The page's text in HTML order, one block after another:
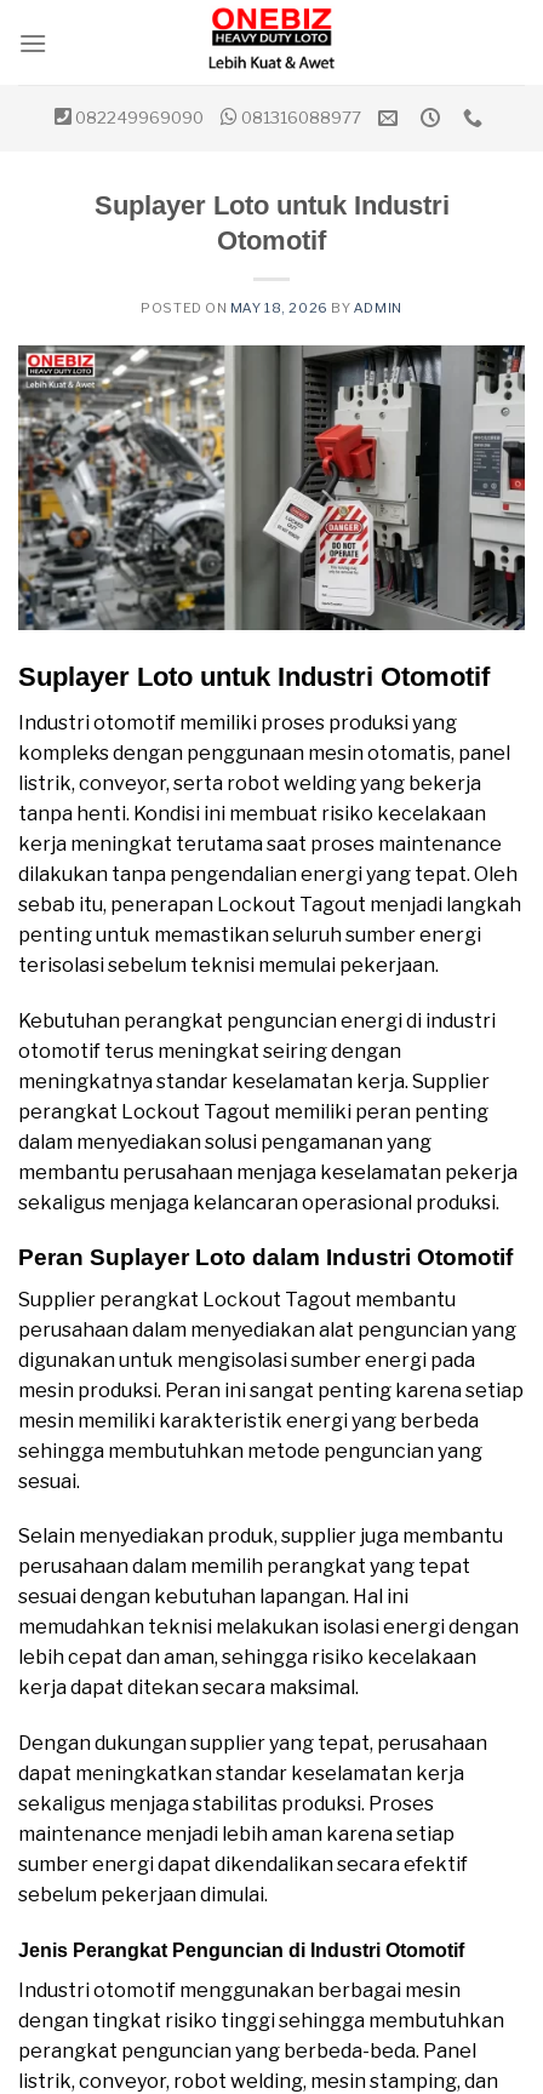
082249969090 081316088977
Suplayer Loto untuk Industri
Otomotif
POSTED ON MAY 18, 2026 BY ADMIN
Suplayer Loto untuk Industri Otomotif
Industri otomotif memiliki proses produksi yang
kompleks dengan penggunaan mesin otomatis, panel
listrik, conveyor, serta robot welding yang bekerja
tanpa henti. Kondisi ini membuat risiko kecelakaan
kerja meningkat terutama saat proses maintenance
dilakukan tanpa pengendalian energi yang tepat. Oleh
sebab itu, penerapan Lockout Tagout menjadi langkah
penting untuk memastikan seluruh sumber energi
terisolasi sebelum teknisi memulai pekerjaan.
Kebutuhan perangkat penguncian energi di industri
otomotif terus meningkat seiring dengan
meningkatnya standar keselamatan kerja. Supplier
perangkat Lockout Tagout memiliki peran penting
dalam menyediakan solusi pengamanan yang
membantu perusahaan menjaga keselamatan pekerja
sekaligus menjaga kelancaran operasional produksi.
Peran Suplayer Loto dalam Industri Otomotif
Supplier perangkat Lockout Tagout membantu
perusahaan dalam menyediakan alat penguncian yang
digunakan untuk mengisolasi sumber energi pada
mesin produksi. Peran ini sangat penting karena setiap
mesin memiliki karakteristik energi yang berbeda
sehingga membutuhkan metode penguncian yang
sesuai.
Selain menyediakan produk, supplier juga membantu
perusahaan dalam memilih perangkat yang tepat
sesuai dengan kebutuhan lapangan. Hal ini
memudahkan teknisi melakukan isolasi energi dengan
lebih cepat dan aman, sehingga risiko kecelakaan
kerja dapat ditekan secara maksimal.
Dengan dukungan supplier yang tepat, perusahaan
dapat meningkatkan standar keselamatan kerja
sekaligus menjaga stabilitas produksi. Proses
maintenance menjadi lebih aman karena setiap
sumber energi dapat dikendalikan secara efektif
sebelum pekerjaan dimulai.
Jenis Perangkat Penguncian di Industri Otomotif
Industri otomotif menggunakan berbagai mesin
dengan tingkat risiko tinggi sehingga membutuhkan
perangkat penguncian yang berbeda-beda. Panel
listrik, conveyor, robot welding, mesin stamping, dan